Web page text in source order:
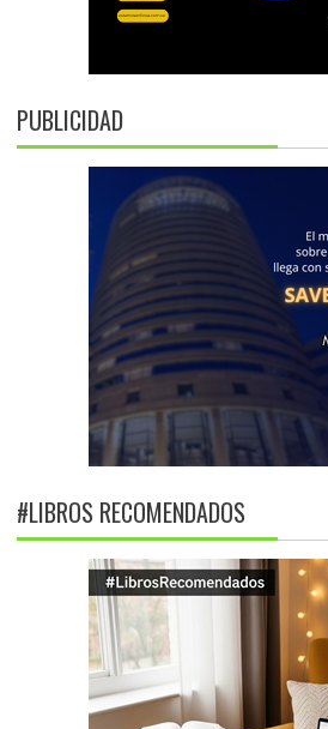
PUBLICIDAD
#LIBROS RECOMENDADOS